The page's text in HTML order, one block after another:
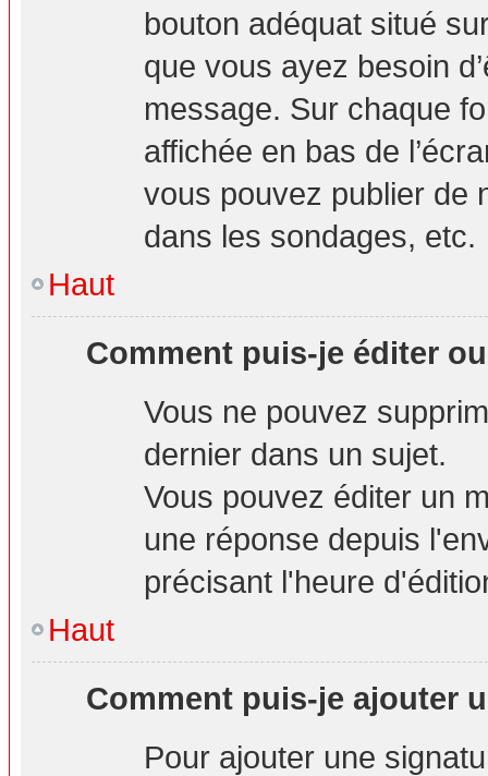
bouton adéquat situé
que vous ayez besoin
message. Sur chaque
affichée en bas de
vous pouvez publier de
dans les sondages, etc.
Haut
Comment puis-je éditer
Vous ne pouvez
dernier dans un sujet.
Vous pouvez éditer un
une réponse depuis
précisant l'heure
Haut
Comment puis-je ajouter
Pour ajouter une